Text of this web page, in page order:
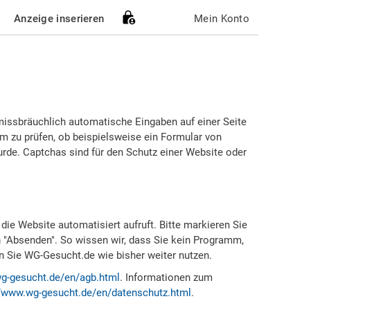
Anzeige inserieren Mein Konto
automatische Eingaben auf einer Seite
zu prüfen, ob beispielsweise ein Formular von
Captchas sind für den Schutz einer Website oder
Website automatisiert aufruft. Bitte markieren Sie
So wissen wir, dass Sie kein Programm,
WG-Gesucht.de wie bisher weiter nutzen.
gesucht.de/en/agb.html . Informationen zum
gesucht.de/en/datenschutz.html .